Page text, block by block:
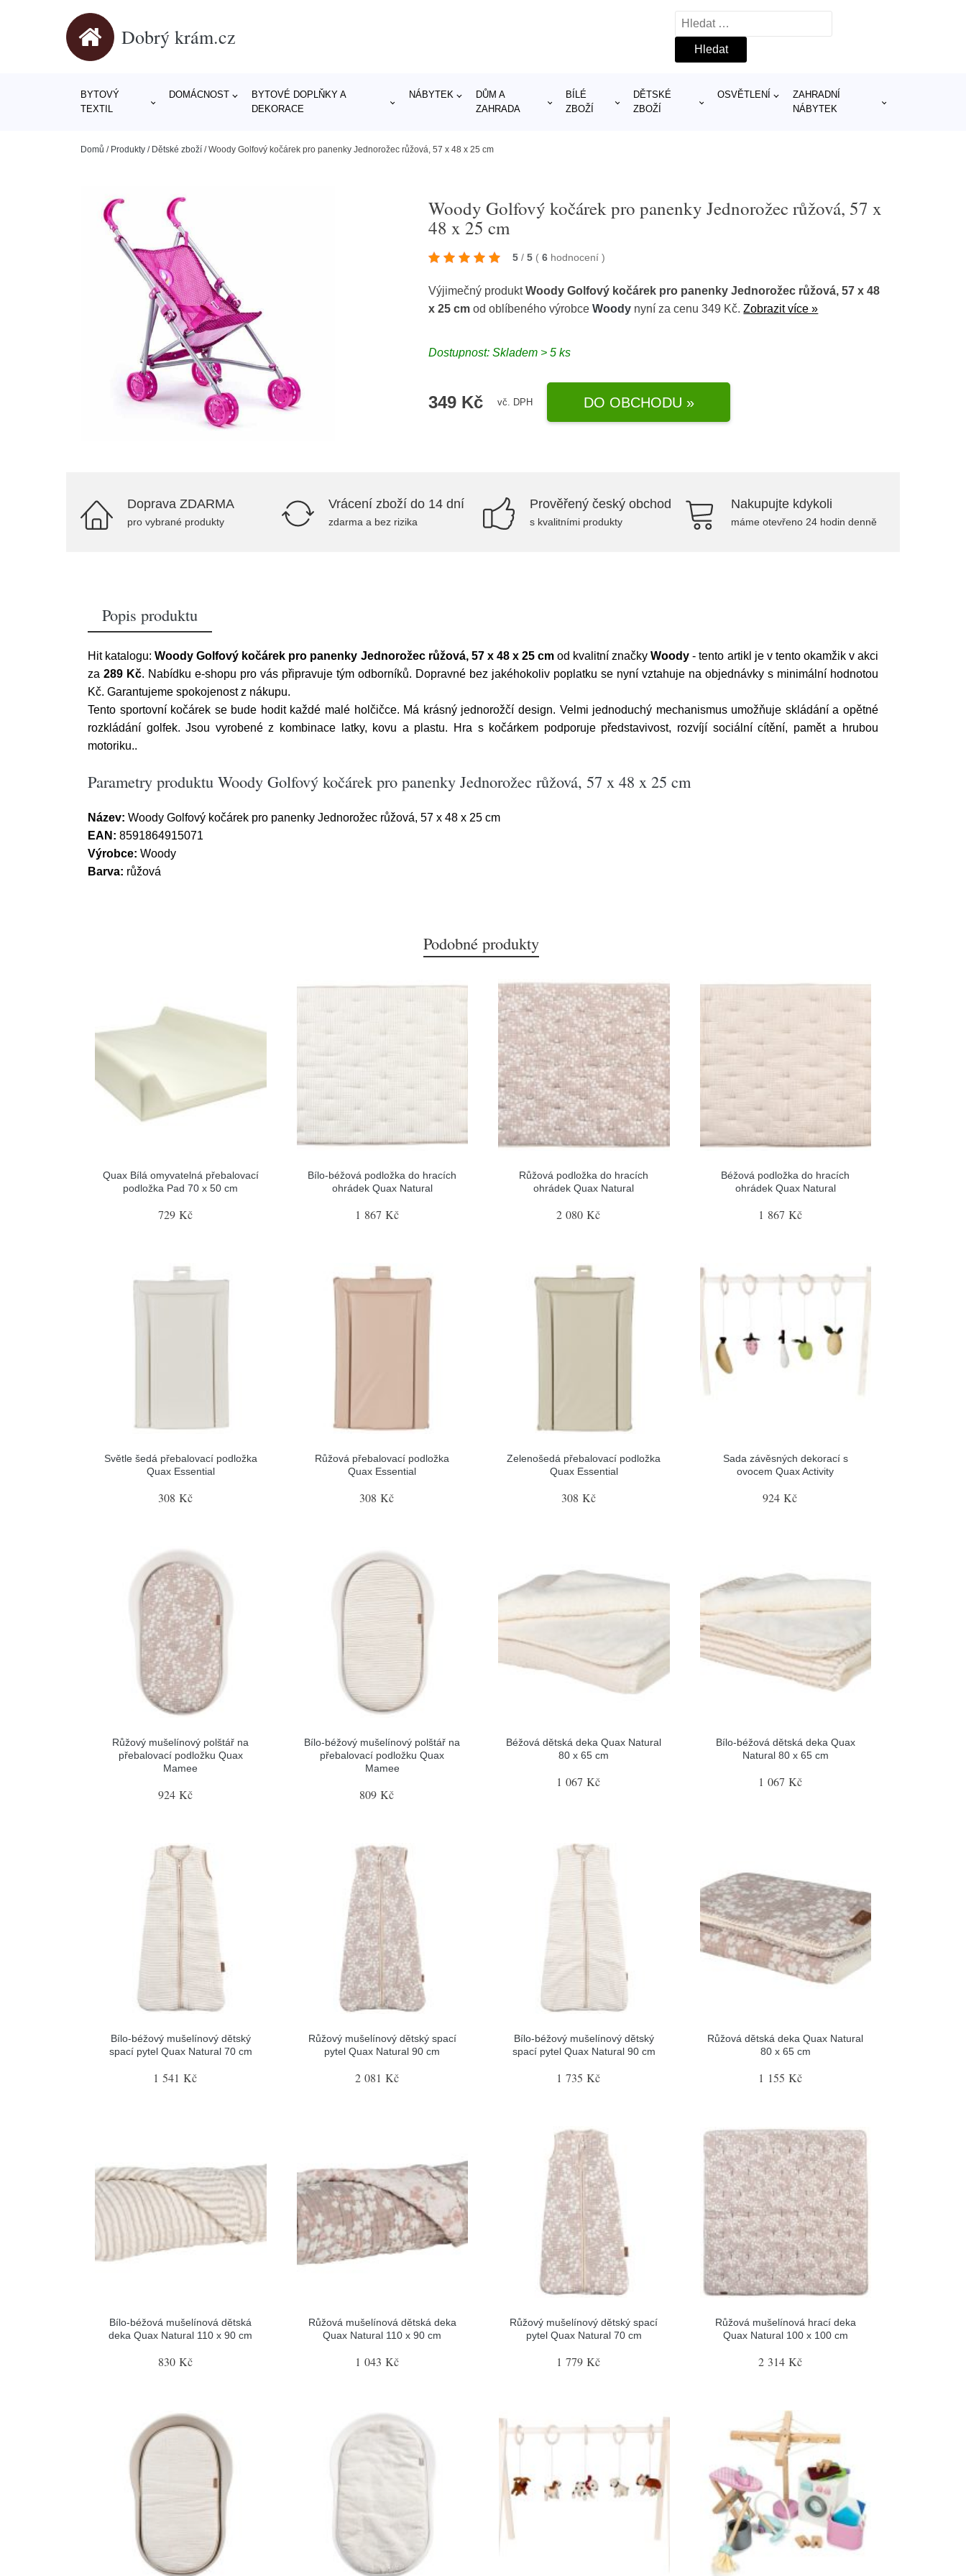
Dobrý krám.cz
Vyhledávání
BYTOVÝ
TEXTIL
DOMÁCNOST
BYTOVÉ DOPLŇKY A
DEKORACE
NÁBYTEK
DŮM A
ZAHRADA
BÍLÉ
ZBOŽÍ
DĚTSKÉ
ZBOŽÍ
OSVĚTLENÍ
ZAHRADNÍ
NÁBYTEK
Domů / Produkty / Dětské zboží /Woody Golfový kočárek pro panenky Jednorožec růžová, 57 x 48 x 25 cm
Woody Golfový kočárek pro panenky Jednorožec růžová, 57 x
48 x 25 cm
5 / 5 ( 6 hodnocení)
Výjimečný produktWoody Golfový kočárek pro panenky Jednorožec růžová, 57 x 48
x 25 cm od oblíbeného výrobceWoody nyní za cenu 349 Kč.Zobrazit více »
Dostupnost: Skladem > 5 ks
349 Kč vč. DPH DO OBCHODU »
Doprava ZDARMA
pro vybrané produkty
Vrácení zboží do 14 dní
zdarma a bez rizika
Prověřený český obchod
s kvalitními produkty
Nakupujte kdykoli
máme otevřeno 24 hodin denně
Popis produktu
Hit katalogu:Woody Golfový kočárek pro panenky Jednorožec růžová, 57 x 48 x 25 cm od kvalitní značkyWoody - tento artikl je v tento okamžik v akci
za 289 Kč. Nabídku e-shopu pro vás připravuje tým odborníků. Dopravné bez jakéhokoliv poplatku se nyní vztahuje na objednávky s minimální hodnotou
Kč. Garantujeme spokojenost z nákupu.
Tento sportovní kočárek se bude hodit každé malé holčičce. Má krásný jednorožčí design. Velmi jednoduchý mechanismus umožňuje skládání a opětné
rozkládání golfek. Jsou vyrobené z kombinace latky, kovu a plastu. Hra s kočárkem podporuje představivost, rozvíjí sociální cítění, pamět a hrubou
motoriku..
Parametry produktu Woody Golfový kočárek pro panenky Jednorožec růžová, 57 x 48 x 25 cm
Název: Woody Golfový kočárek pro panenky Jednorožec růžová, 57 x 48 x 25 cm
EAN: 8591864915071
Výrobce: Woody
Barva: růžová
Podobné produkty
Quax Bílá omyvatelná přebalovací
podložka Pad 70 x 50 cm
729 Kč
Bílo-béžová podložka do hracích
ohrádek Quax Natural
1 867 Kč
Růžová podložka do hracích
ohrádek Quax Natural
2 080 Kč
Béžová podložka do hracích
ohrádek Quax Natural
1 867 Kč
Světle šedá přebalovací podložka
Quax Essential
308 Kč
Růžová přebalovací podložka
Quax Essential
308 Kč
Zelenošedá přebalovací podložka
Quax Essential
308 Kč
Sada závěsných dekorací s
ovocem Quax Activity
924 Kč
Růžový mušelínový polštář na
přebalovací podložku Quax
Mamee
924 Kč
Bílo-béžový mušelínový polštář na
přebalovací podložku Quax
Mamee
809 Kč
Béžová dětská deka Quax Natural
80 x 65 cm
1 067 Kč
Bílo-béžová dětská deka Quax
Natural 80 x 65 cm
1 067 Kč
Bílo-béžový mušelínový dětský
spací pytel Quax Natural 70 cm
1 541 Kč
Růžový mušelínový dětský spací
pytel Quax Natural 90 cm
2 081 Kč
Bílo-béžový mušelínový dětský
spací pytel Quax Natural 90 cm
1 735 Kč
Růžová dětská deka Quax Natural
80 x 65 cm
1 155 Kč
Bílo-béžová mušelínová dětská
deka Quax Natural 110 x 90 cm
830 Kč
Růžová mušelínová dětská deka
Quax Natural 110 x 90 cm
1 043 Kč
Růžový mušelínový dětský spací
pytel Quax Natural 70 cm
1 779 Kč
Růžová mušelínová hrací deka
Quax Natural 100 x 100 cm
2 314 Kč